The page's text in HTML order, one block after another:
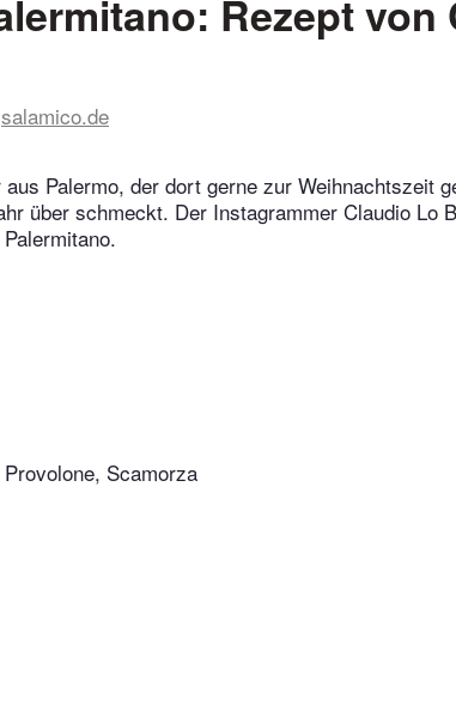
Rezept von
salamico.de
Palermo, der dort gerne zur Weihnachtszeit
über schmeckt. Der Instagrammer Claudio Lo
Scamorza